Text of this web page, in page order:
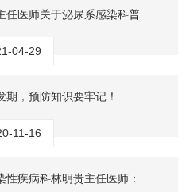
任医师关于泌尿系感染科普...
04-29
，预防知识要牢记！
11-16
性疾病科林明贵主任医师：...